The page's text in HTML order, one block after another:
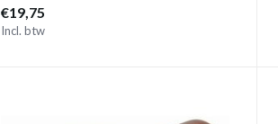
€19,75
Incl. btw